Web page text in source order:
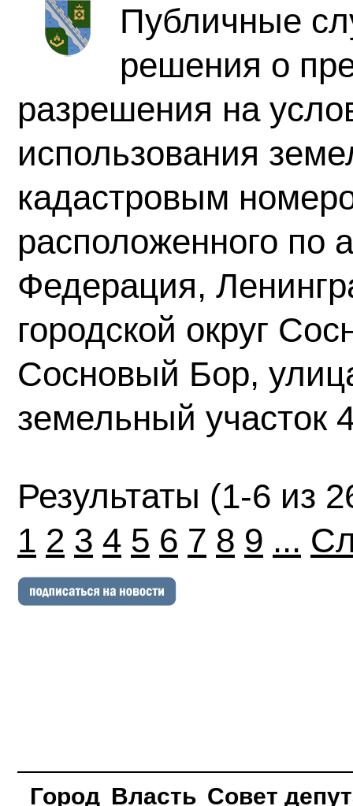
Публичные
решения о
разрешения на
использования
кадастровым
расположенного по
Федерация,
городской округ
Сосновый Бор,
земельный участок
Результаты (1-6 из
1 2 3 4 5 6 7 8 9 ...
Город Власть Совет